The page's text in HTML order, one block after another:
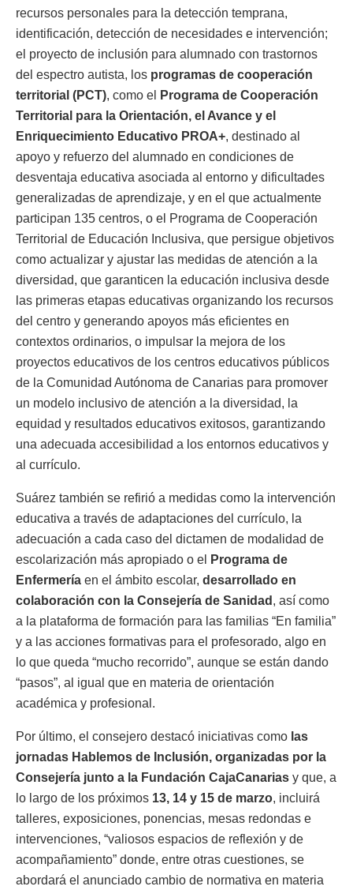
recursos personales para la detección temprana,
identificación, detección de necesidades e intervención;
el proyecto de inclusión para alumnado con trastornos
del espectro autista, los programas de cooperación
territorial (PCT), como el
Programa de Cooperación
Territorial para la Orientación, el Avance y el
Enriquecimiento Educativo PROA+, destinado al
apoyo y refuerzo del alumnado en condiciones de
desventaja educativa asociada al entorno y dificultades
generalizadas de aprendizaje, y en el que actualmente
participan 135 centros, o el Programa de Cooperación
Territorial de Educación Inclusiva, que persigue objetivos
como actualizar y ajustar las medidas de atención a la
diversidad, que garanticen la educación inclusiva desde
las primeras etapas educativas organizando los recursos
del centro y generando apoyos más eficientes en
contextos ordinarios, o impulsar la mejora de los
proyectos educativos de los centros educativos públicos
de la Comunidad Autónoma de Canarias para promover
un modelo inclusivo de atención a la diversidad, la
equidad y resultados educativos exitosos, garantizando
una adecuada accesibilidad a los entornos educativos y
al currículo.
Suárez también se refirió a medidas como la intervención
educativa a través de adaptaciones del currículo, la
adecuación a cada caso del dictamen de modalidad de
escolarización más apropiado o el
Programa de
Enfermería en el ámbito escolar, desarrollado en
colaboración con la Consejería de Sanidad , así como
a la plataforma de formación para las familias “En familia”
y a las acciones formativas para el profesorado, algo en
lo que queda “mucho recorrido”, aunque se están dando
“pasos”, al igual que en materia de orientación
académica y profesional.
Por último, el consejero destacó iniciativas como las
jornadas Hablemos de Inclusión, organizadas por la
Consejería junto a la Fundación CajaCanarias y que, a
lo largo de los próximos 13, 14 y 15 de marzo, incluirá
talleres, exposiciones, ponencias, mesas redondas e
intervenciones, “valiosos espacios de reflexión y de
acompañamiento” donde, entre otras cuestiones, se
abordará el anunciado cambio de normativa en materia